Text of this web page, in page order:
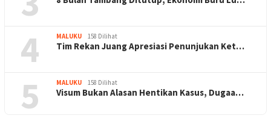
4 MALUKU 158 Dilihat
Tim Rekan Juang Apresiasi Penunjukan Ket…
5 MALUKU 158 Dilihat
Visum Bukan Alasan Hentikan Kasus, Dugaa…